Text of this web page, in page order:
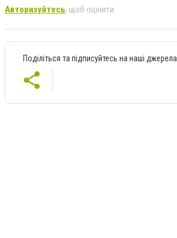
Авторизуйтесь, щоб оцінити
Поділіться та підписуйтесь на наші джерела